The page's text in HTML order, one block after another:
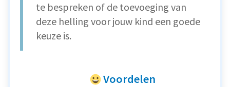
te bespreken of de toevoeging van
deze helling voor jouw kind een goede
keuze is.
Voordelen